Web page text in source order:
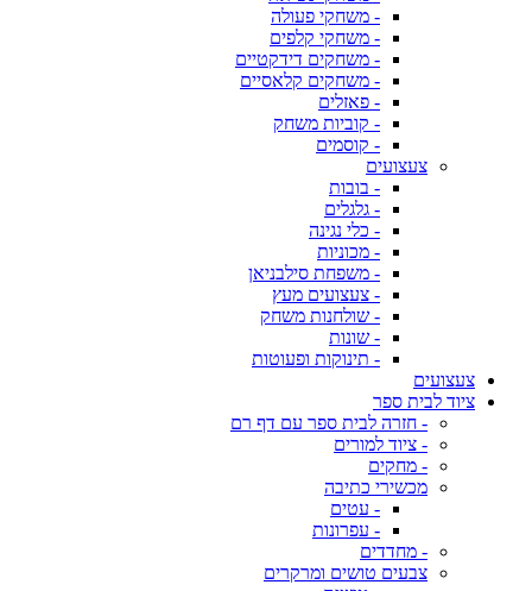
- משחקי פעולה
- משחקי קלפים
- משחקים דידקטיים
- משחקים קלאסיים
- פאזלים
- קוביות משחק
- קוסמים
צעצועים
- בובות
- גלגלים
- כלי נגינה
- מכוניות
- משפחת סילבניאן
- צעצועים מעץ
- שולחנות משחק
- שונות
- תינוקות ופעוטות
צעצועים
ציוד לבית ספר
- חזרה לבית ספר עם דף רם
- ציוד למורים
- מחקים
מכשירי כתיבה
- עטים
- עפרונות
- מחדדים
צבעים טושים ומרקרים